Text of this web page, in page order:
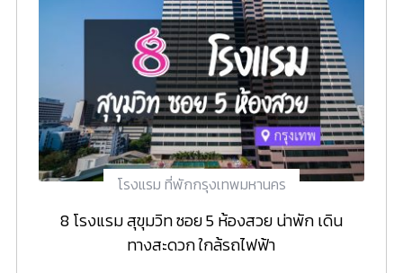
โรงแรม ที่พักกรุงเทพมหานคร
8 โรงแรม สุขุมวิท ซอย 5 ห้องสวย น่าพัก เดิน
ทางสะดวก ใกล้รถไฟฟ้า